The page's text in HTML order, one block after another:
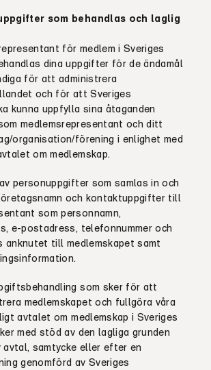
som behandlas och laglig
för medlem i Sveriges
dina uppgifter för de ändamål
för att administrera
och för att Sveriges
kunna uppfylla sina åtaganden
medlemsrepresentant och ditt
organisation/förening i enlighet med
ommedlemskap.
personuppgifter som samlas in och
och kontaktuppgifter till
som personnamn,
e-postadress, telefonnummer och
anknutet till medlemskapet samt
som sker för att
medlemskapet och fullgöra våra
avtalet om medlemskap i Sveriges
med stöd av den lagliga grunden
avtal, samtycke eller efter en
genomförd av Sveriges